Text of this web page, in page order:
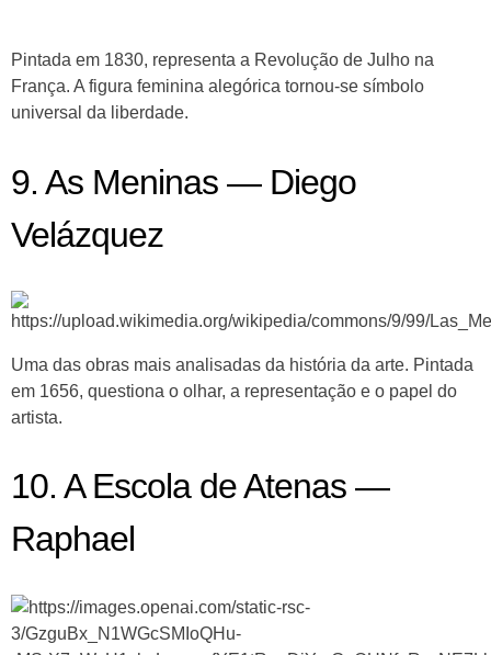
Pintada em 1830, representa a Revolução de Julho na
França. A figura feminina alegórica tornou-se símbolo
universal da liberdade.
9. As Meninas — Diego
Velázquez
Uma das obras mais analisadas da história da arte. Pintada
em 1656, questiona o olhar, a representação e o papel do
artista.
10. A Escola de Atenas —
Raphael